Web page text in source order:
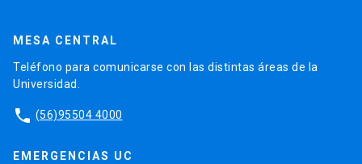
MESA CENTRAL
Teléfono para comunicarse con las distintas áreas de la
Universidad.
phone (56)95504 4000
EMERGENCIAS UC